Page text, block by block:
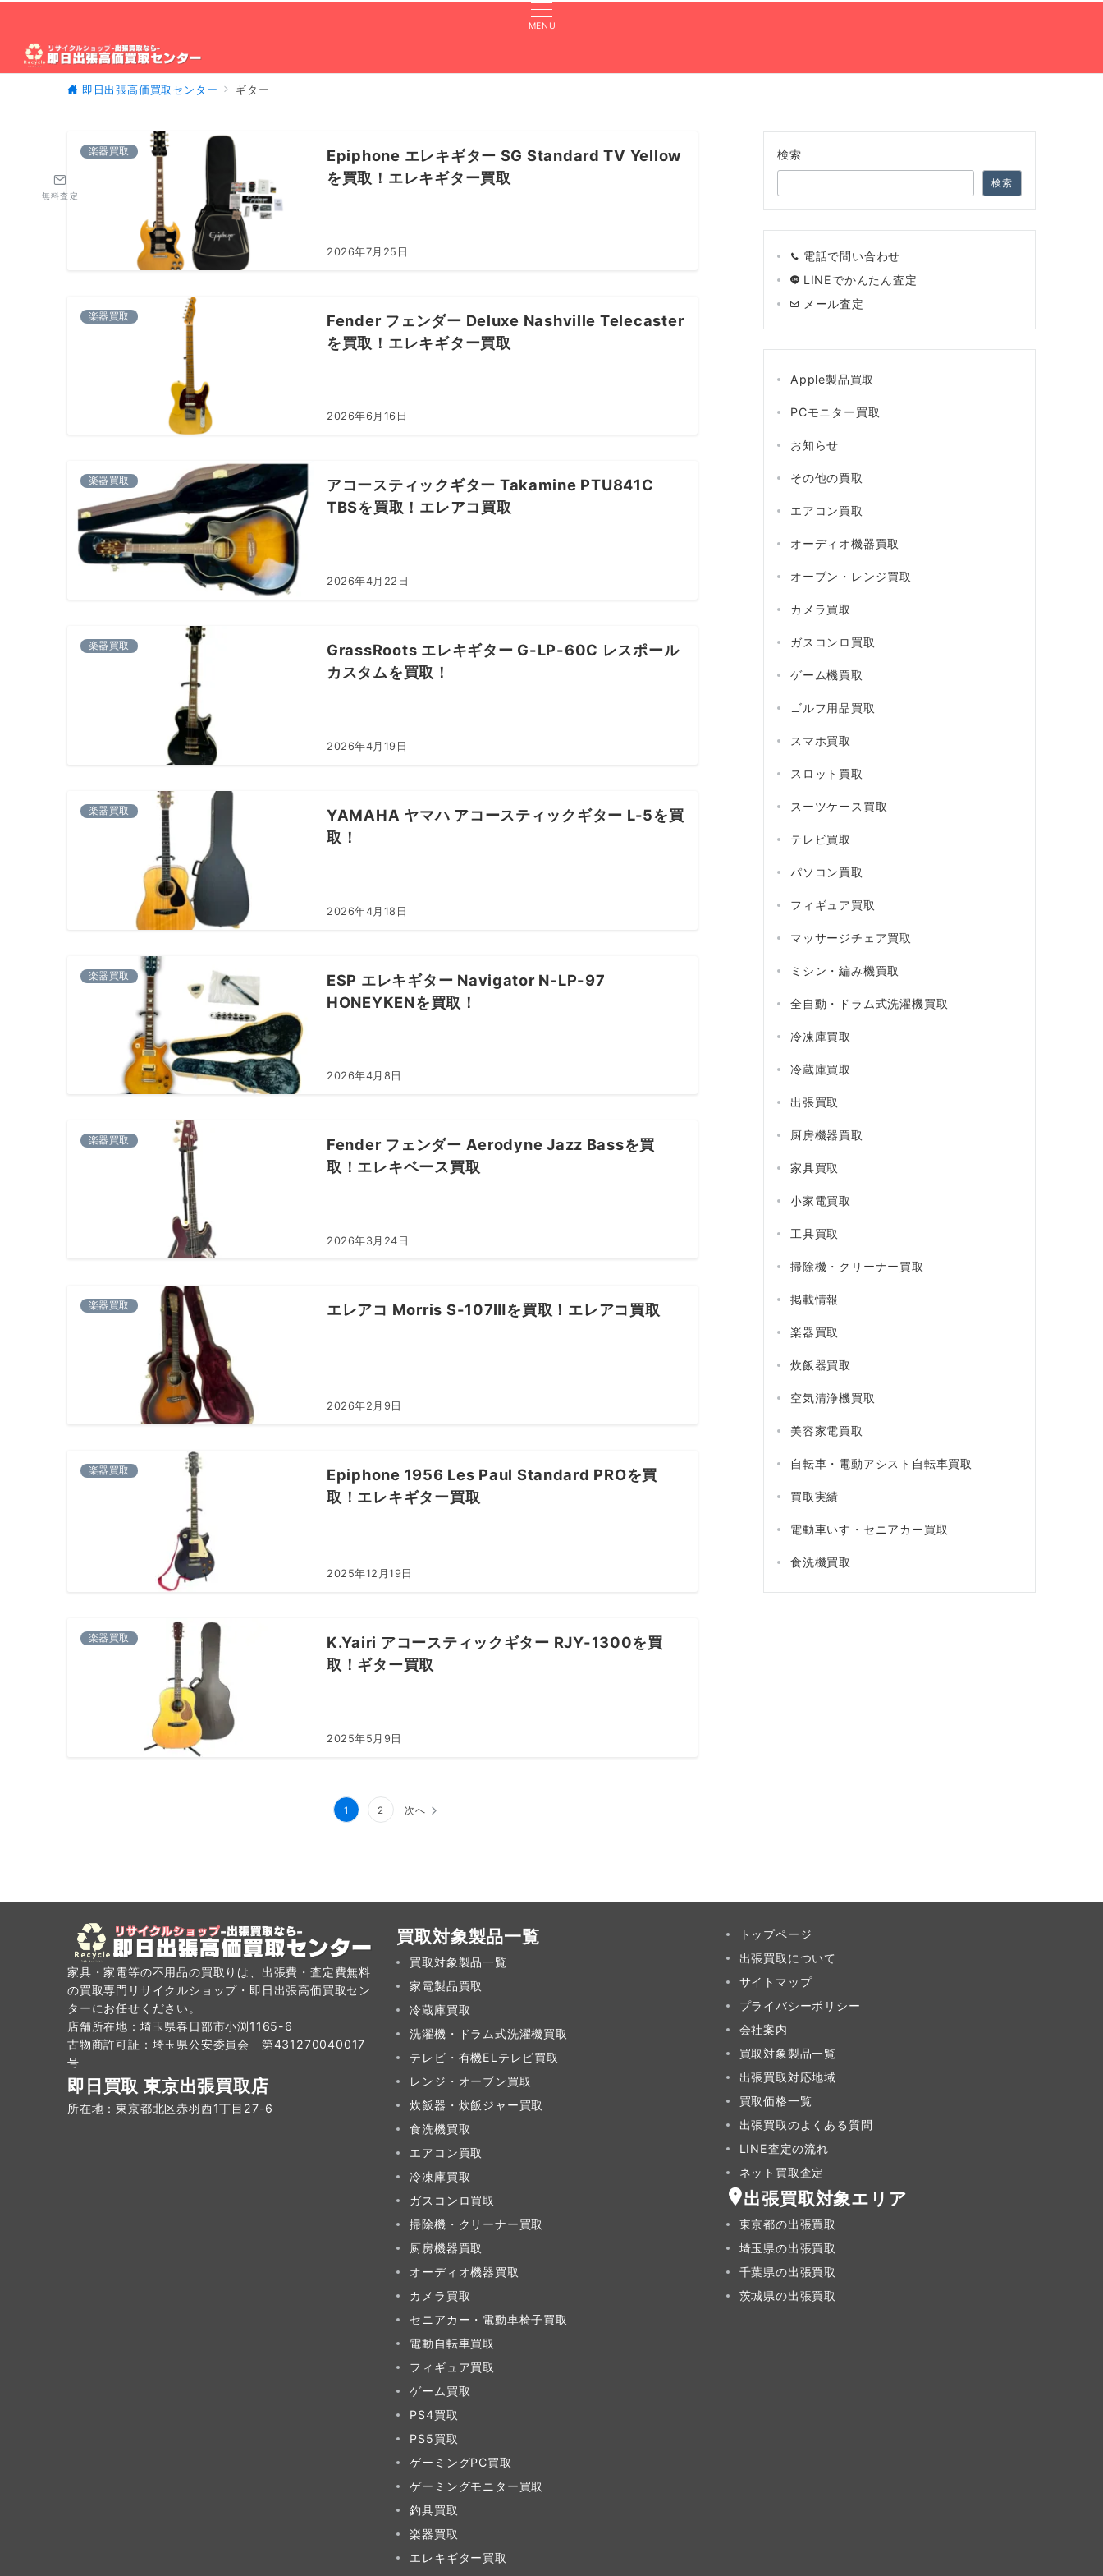
MENU
無料査定
即日出張高価買取センター ギター
楽器買取
Epiphone エレキギター SG Standard TV Yellow
を買取！エレキギター買取
2026年7月25日
楽器買取
Fender フェンダー Deluxe Nashville Telecaster
を買取！エレキギター買取
2026年6月16日
楽器買取
アコースティックギター Takamine PTU841C
TBSを買取！エレアコ買取
2026年4月22日
楽器買取
GrassRoots エレキギター G-LP-60C レスポール
カスタムを買取！
2026年4月19日
楽器買取
YAMAHA ヤマハ アコースティックギター L-5を買
取！
2026年4月18日
楽器買取
ESP エレキギター Navigator N-LP-97
HONEYKENを買取！
2026年4月8日
楽器買取
Fender フェンダー Aerodyne Jazz Bassを買
取！エレキベース買取
2026年3月24日
楽器買取 エレアコ Morris S-107Ⅲを買取！エレアコ買取
2026年2月9日
楽器買取
Epiphone 1956 Les Paul Standard PROを買
取！エレキギター買取
2025年12月19日
楽器買取
K.Yairi アコースティックギター RJY-1300を買
取！ギター買取
2025年5月9日
ー
ジ
送
り
1 2 次へ
検索
検索
電話で問い合わせ
LINEでかんたん査定
メール査定
Apple製品買取
PCモニター買取
お知らせ
その他の買取
エアコン買取
オーディオ機器買取
オーブン・レンジ買取
カメラ買取
ガスコンロ買取
ゲーム機買取
ゴルフ用品買取
スマホ買取
スロット買取
スーツケース買取
テレビ買取
パソコン買取
フィギュア買取
マッサージチェア買取
ミシン・編み機買取
全自動・ドラム式洗濯機買取
冷凍庫買取
冷蔵庫買取
出張買取
厨房機器買取
家具買取
小家電買取
工具買取
掃除機・クリーナー買取
掲載情報
楽器買取
炊飯器買取
空気清浄機買取
美容家電買取
自転車・電動アシスト自転車買取
買取実績
電動車いす・セニアカー買取
食洗機買取
家具・家電等の不用品の買取りは、出張費・査定費無料
の買取専門リサイクルショップ・即日出張高価買取セン
ターにお任せください。
店舗所在地：埼玉県春日部市小渕1165-6
古物商許可証：埼玉県公安委員会 第431270040017
号
即日買取 東京出張買取店
所在地：東京都北区赤羽西1丁目27-6
買取対象製品一覧
買取対象製品一覧
家電製品買取
冷蔵庫買取
洗濯機・ドラム式洗濯機買取
テレビ・有機ELテレビ買取
レンジ・オーブン買取
炊飯器・炊飯ジャー買取
食洗機買取
エアコン買取
冷凍庫買取
ガスコンロ買取
掃除機・クリーナー買取
厨房機器買取
オーディオ機器買取
カメラ買取
セニアカー・電動車椅子買取
電動自転車買取
フィギュア買取
ゲーム買取
PS4買取
PS5買取
ゲーミングPC買取
ゲーミングモニター買取
釣具買取
楽器買取
エレキギター買取
トップページ
出張買取について
サイトマップ
プライバシーポリシー
会社案内
買取対象製品一覧
出張買取対応地域
買取価格一覧
出張買取のよくある質問
LINE査定の流れ
ネット買取査定
出張買取対象エリア
東京都の出張買取
埼玉県の出張買取
千葉県の出張買取
茨城県の出張買取